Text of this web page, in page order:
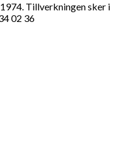
Tillverkningen sker i
02 36